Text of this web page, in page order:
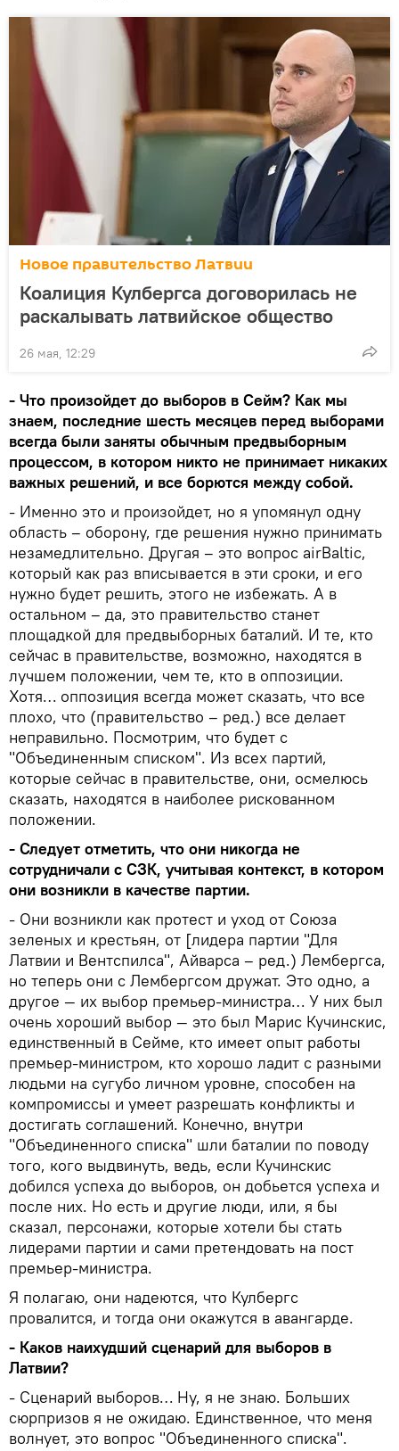
Новое правительство Латвии
Коалиция Кулбергса договорилась не
раскалывать латвийское общество
26 мая, 12:29
- Что произойдет до выборов в Сейм? Как мы
знаем, последние шесть месяцев перед выборами
всегда были заняты обычным предвыборным
процессом, в котором никто не принимает никаких
важных решений, и все борются между собой.
- Именно это и произойдет, но я упомянул одну
область – оборону, где решения нужно принимать
незамедлительно. Другая – это вопрос airBaltic,
который как раз вписывается в эти сроки, и его
нужно будет решить, этого не избежать. А в
остальном – да, это правительство станет
площадкой для предвыборных баталий. И те, кто
сейчас в правительстве, возможно, находятся в
лучшем положении, чем те, кто в оппозиции.
Хотя… оппозиция всегда может сказать, что все
плохо, что (правительство – ред.) все делает
неправильно. Посмотрим, что будет с
"Объединенным списком". Из всех партий,
которые сейчас в правительстве, они, осмелюсь
сказать, находятся в наиболее рискованном
положении.
- Следует отметить, что они никогда не
сотрудничали с СЗК, учитывая контекст, в котором
они возникли в качестве партии.
- Они возникли как протест и уход от Союза
зеленых и крестьян, от [лидера партии "Для
Латвии и Вентспилса", Айварса – ред.) Лембергса,
но теперь они с Лембергсом дружат. Это одно, а
другое — их выбор премьер-министра… У них был
очень хороший выбор — это был Марис Кучинскис,
единственный в Сейме, кто имеет опыт работы
премьер-министром, кто хорошо ладит с разными
людьми на сугубо личном уровне, способен на
компромиссы и умеет разрешать конфликты и
достигать соглашений. Конечно, внутри
"Объединенного списка" шли баталии по поводу
того, кого выдвинуть, ведь, если Кучинскис
добился успеха до выборов, он добьется успеха и
после них. Но есть и другие люди, или, я бы
сказал, персонажи, которые хотели бы стать
лидерами партии и сами претендовать на пост
премьер-министра.
Я полагаю, они надеются, что Кулбергс
провалится, и тогда они окажутся в авангарде.
- Каков наихудший сценарий для выборов в
Латвии?
- Сценарий выборов… Ну, я не знаю. Больших
сюрпризов я не ожидаю. Единственное, что меня
волнует, это вопрос "Объединенного списка".